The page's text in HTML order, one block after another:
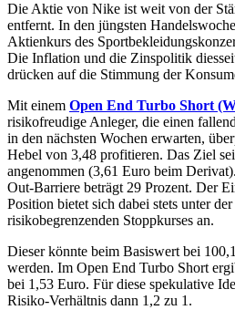
Die Aktie von Nike ist weit von der
entfernt. In den jüngsten
Aktienkurs des
Die Inflation und die Zinspolitik
drücken auf die Stimmung der
Mit einem Open End Turbo Short
risikofreudige Anleger, die einen
in den nächsten Wochen erwarten,
Hebel von 3,48 profitieren. Das Ziel
angenommen (3,61 Euro beim
Out-Barriere beträgt 29 Prozent. Der
Position bietet sich dabei stets unter
risikobegrenzenden Stoppkurses an.
Dieser könnte beim Basiswert bei
werden. Im Open End Turbo Short
bei 1,53 Euro. Für diese spekulative
Risiko-Verhältnis dann 1,2 zu 1.